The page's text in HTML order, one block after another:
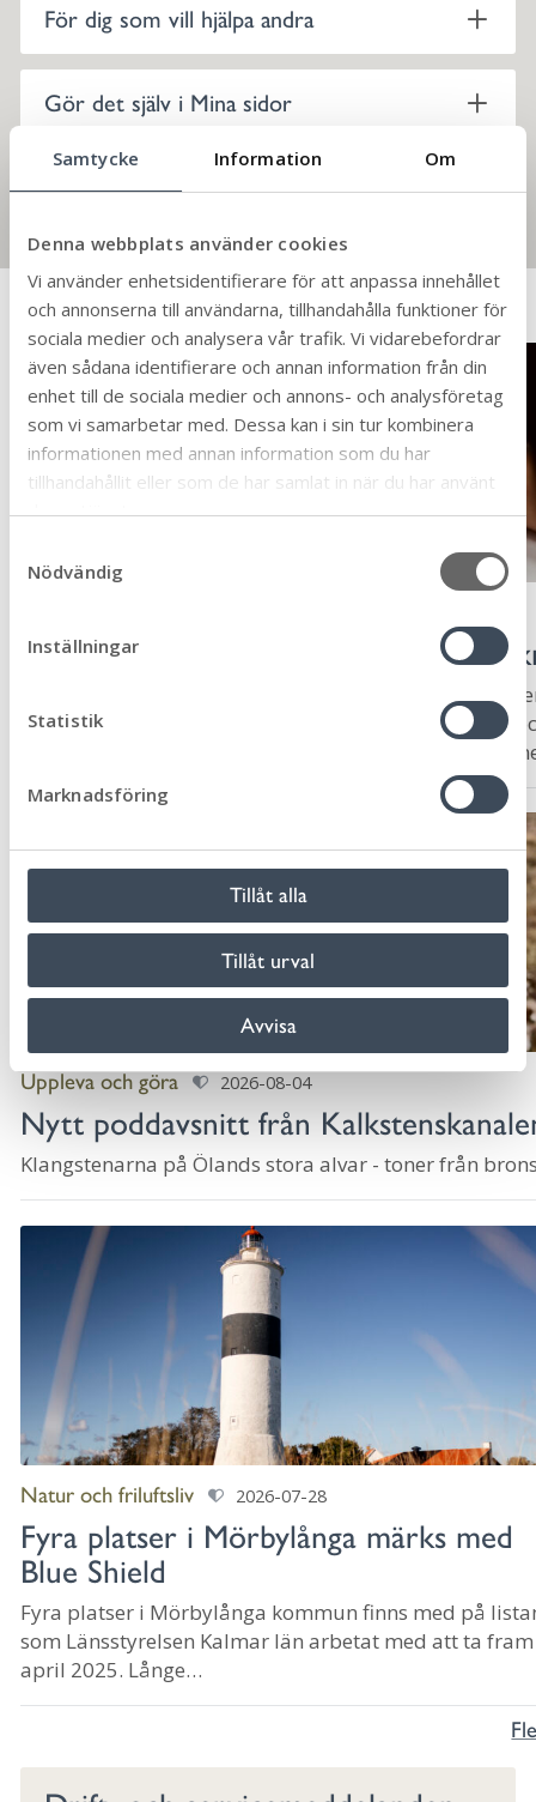
Samtycke Information Om
Denna webbplats använder cookies
Vi använder enhetsidentifierare för att anpassa innehållet
och annonserna till användarna, tillhandahålla funktioner för
sociala medier och analysera vår trafik. Vi vidarebefordrar
även sådana identifierare och annan information från din
enhet till de sociala medier och annons- och analysföretag
som vi samarbetar med. Dessa kan i sin tur kombinera
informationen med annan information som du har
tillhandahållit eller som de har samlat in när du har använt
deras tjänster.
Nödvändig
Inställningar
Statistik
Marknadsföring
Tillåt alla
Tillåt urval
Avvisa
För dig som vill hjälpa andra
Gör det själv i Mina sidor
Felanmälan – Har du sett något som
Nyheter
Dags för den årliga
Hur upplever du som medborgare ditt närområde?
problem, och hur trygg känner du dig? Nu skickar vi
ut vår årliga trygghetsundersökning. I dagarna
Uppleva och göra 2026-08-04
Nytt poddavsnitt från
Klangstenarna på Ölands stora alvar - toner från
Natur och friluftsliv 2026-07-28
Fyra platser i Mörbylånga märks med
Blue Shield
Fyra platser i Mörbylånga kommun finns med på
som Länsstyrelsen Kalmar län arbetat med att ta
april 2025. Långe
Jan, Karlevistenen, Gettlinge gravfält och Gråborg